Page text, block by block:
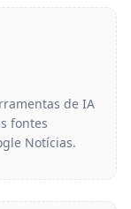
de IA
fontes
Notícias.